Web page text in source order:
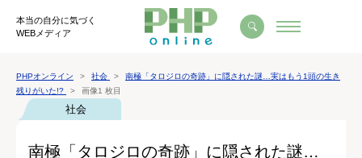
本当の自分に気づく
WEBメディア
PHPオンライン 社会
南極「タロジロの奇跡」に隠された謎…実はもう1頭の生き
残りがいた!?
画像1 枚目
社会
南極「タロジロの奇跡」に隠された謎…